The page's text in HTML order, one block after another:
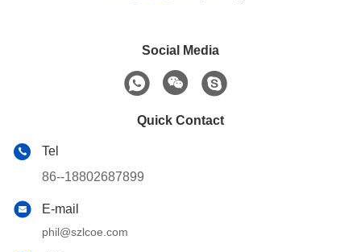
Social Media
Quick Contact
Tel
86--18802687899
E-mail
phil@szlcoe.com